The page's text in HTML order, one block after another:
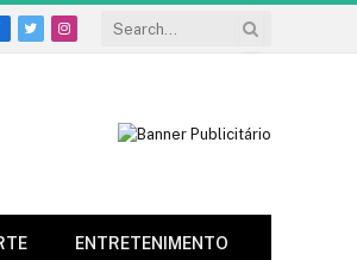
TwitterInstagram
ENTRETENIMENTO